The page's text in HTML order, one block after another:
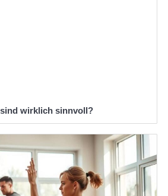
wirklich sinnvoll?